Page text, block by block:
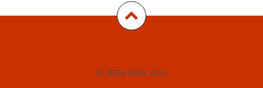
© HKM Köln 2025